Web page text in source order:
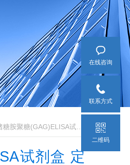
糖(GAG)ELISA试剂盒 定量检测
试剂盒 定
在线咨询
联系方式
二维码